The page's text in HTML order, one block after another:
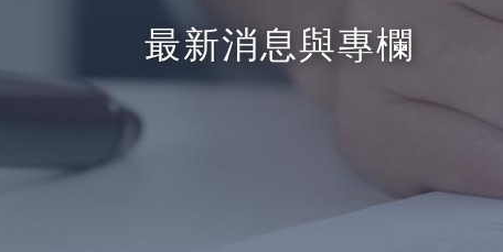
最新消息與專欄